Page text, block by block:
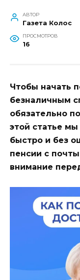
АВТОР
Газета Колос
ПРОСМОТРОВ
16
Чтобы начать
безналичным
обязательно
этой статье
быстро и без
пенсии с
внимание